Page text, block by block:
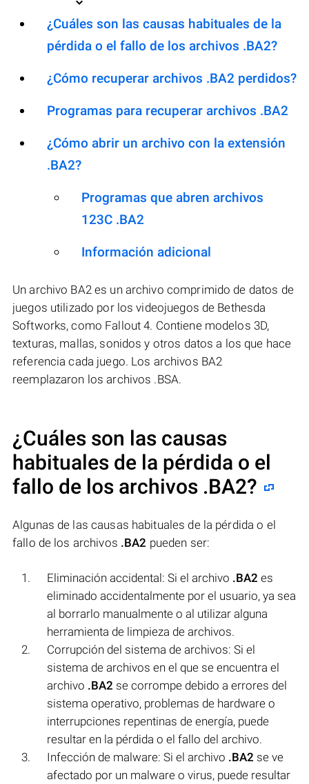
¿Cuáles son las causas habituales de la
pérdida o el fallo de los archivos .BA2?
¿Cómo recuperar archivos .BA2 perdidos?
Programas para recuperar archivos .BA2
¿Cómo abrir un archivo con la extensión
.BA2?
Programas que abren archivos
123C .BA2
Información adicional
Un archivo BA2 es un archivo comprimido de datos de
juegos utilizado por los videojuegos de Bethesda
Softworks, como Fallout 4. Contiene modelos 3D,
texturas, mallas, sonidos y otros datos a los que hace
referencia cada juego. Los archivos BA2
reemplazaron los archivos .BSA.
¿Cuáles son las causas
habituales de la pérdida o el
fallo de los archivos .BA2?
Algunas de las causas habituales de la pérdida o el
fallo de los archivos .BA2 pueden ser:
Eliminación accidental: Si el archivo .BA2 es
eliminado accidentalmente por el usuario, ya sea
al borrarlo manualmente o al utilizar alguna
herramienta de limpieza de archivos.
Corrupción del sistema de archivos: Si el
sistema de archivos en el que se encuentra el
archivo .BA2 se corrompe debido a errores del
sistema operativo, problemas de hardware o
interrupciones repentinas de energía, puede
resultar en la pérdida o el fallo del archivo.
Infección de malware: Si el archivo .BA2 se ve
afectado por un malware o virus, puede resultar